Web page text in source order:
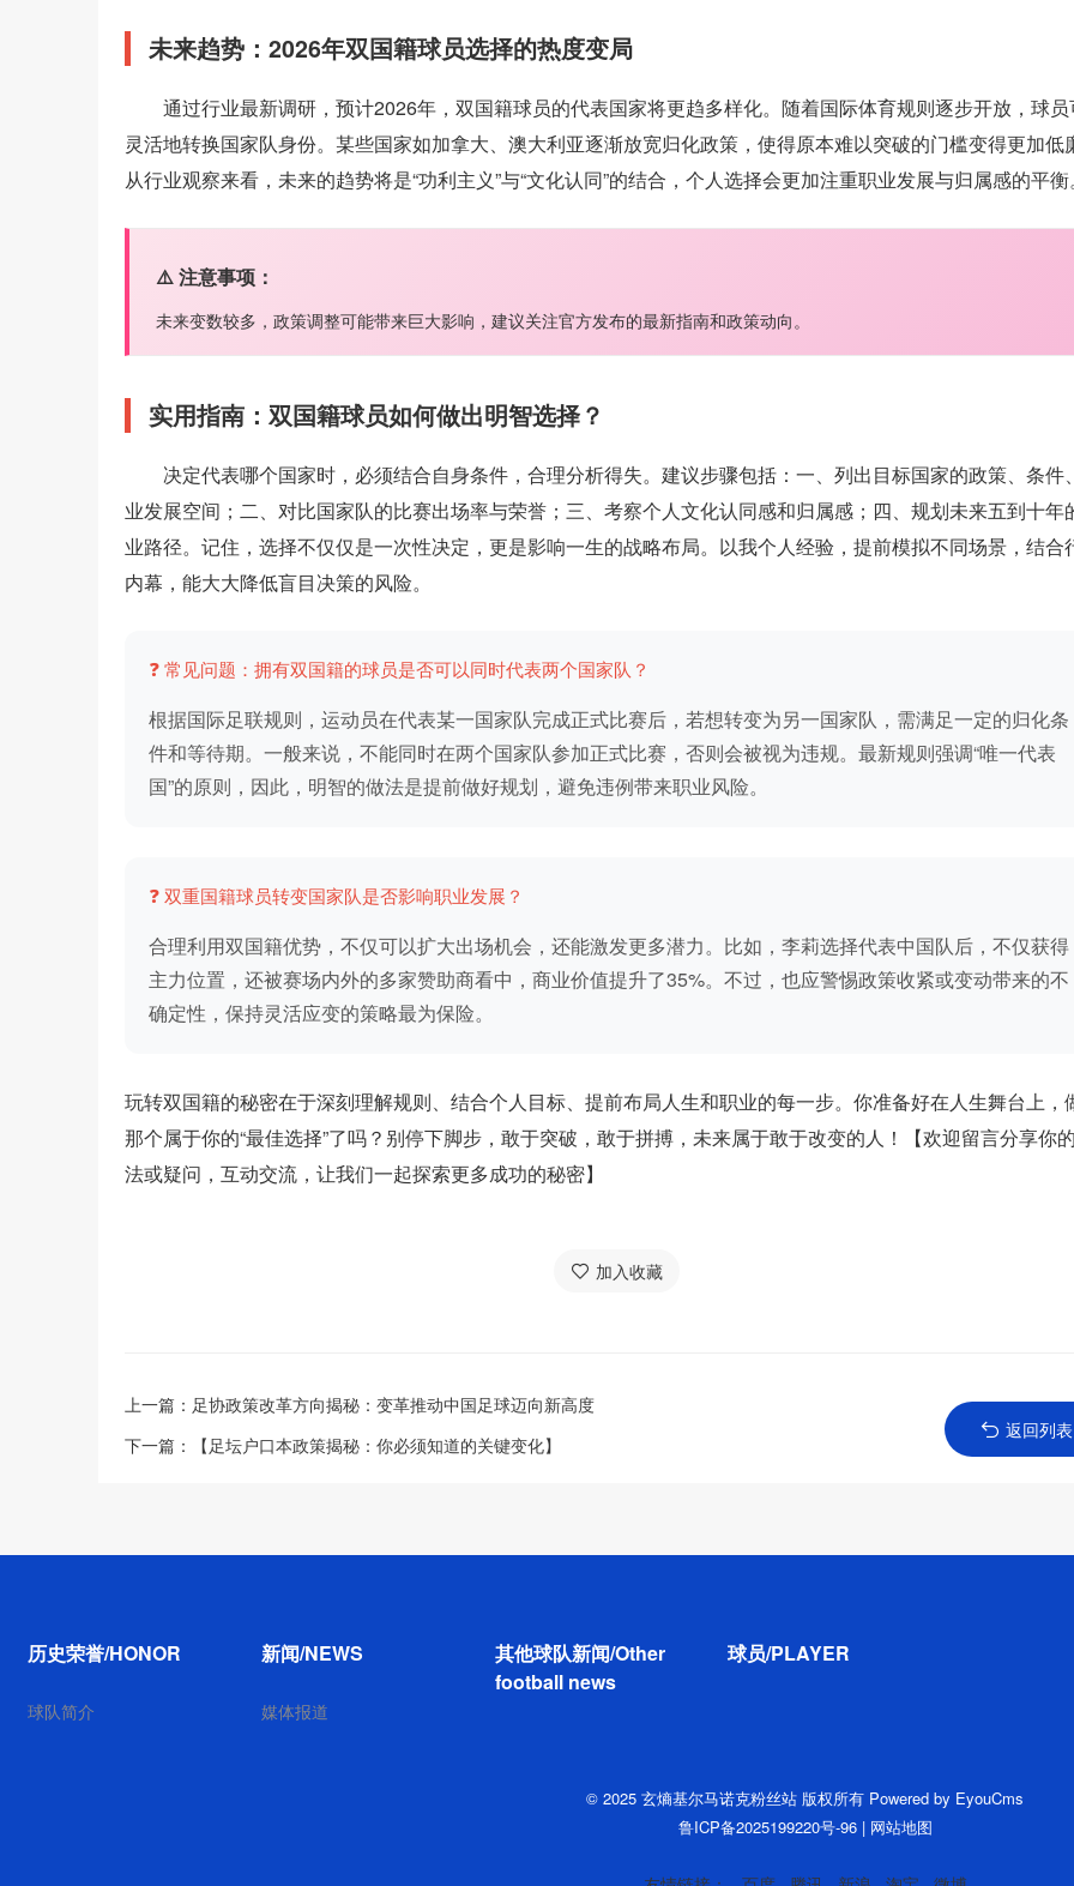
未来趋势：2026年双国籍球员选择的热度变局
通过行业最新调研，预计2026年，双国籍球员的代表国家将更趋多样化。随着国际体育规则逐步开放，球员
灵活地转换国家队身份。某些国家如加拿大、澳大利亚逐渐放宽归化政策，使得原本难以突破的门槛变得更加低
从行业观察来看，未来的趋势将是“功利主义”与“文化认同”的结合，个人选择会更加注重职业发展与归属感的平衡。
⚠️ 注意事项：
未来变数较多，政策调整可能带来巨大影响，建议关注官方发布的最新指南和政策动向。
实用指南：双国籍球员如何做出明智选择？
决定代表哪个国家时，必须结合自身条件，合理分析得失。建议步骤包括：一、列出目标国家的政策、条件
业发展空间；二、对比国家队的比赛出场率与荣誉；三、考察个人文化认同感和归属感；四、规划未来五到十年
业路径。记住，选择不仅仅是一次性决定，更是影响一生的战略布局。以我个人经验，提前模拟不同场景，结合
内幕，能大大降低盲目决策的风险。
❓ 常见问题：拥有双国籍的球员是否可以同时代表两个国家队？
根据国际足联规则，运动员在代表某一国家队完成正式比赛后，若想转变为另一国家队，需满足一定的归化条
件和等待期。一般来说，不能同时在两个国家队参加正式比赛，否则会被视为违规。最新规则强调“唯一代表
国”的原则，因此，明智的做法是提前做好规划，避免违例带来职业风险。
❓ 双重国籍球员转变国家队是否影响职业发展？
合理利用双国籍优势，不仅可以扩大出场机会，还能激发更多潜力。比如，李莉选择代表中国队后，不仅获得
主力位置，还被赛场内外的多家赞助商看中，商业价值提升了35%。不过，也应警惕政策收紧或变动带来的不
确定性，保持灵活应变的策略最为保险。
玩转双国籍的秘密在于深刻理解规则、结合个人目标、提前布局人生和职业的每一步。你准备好在人生舞台上，
那个属于你的“最佳选择”了吗？别停下脚步，敢于突破，敢于拼搏，未来属于敢于改变的人！【欢迎留言分享你
法或疑问，互动交流，让我们一起探索更多成功的秘密】
加入收藏
上一篇： 足协政策改革方向揭秘：变革推动中国足球迈向新高度
下一篇：
【足坛户口本政策揭秘：你必须知道的关键变化】
返回列表
历史荣誉/HONOR
球队简介
新闻/NEWS
媒体报道
其他球队新闻/Other
football news
球员/PLAYER
© 2025 玄熵基尔马诺克粉丝站 版权所有 Powered by EyouCms
鲁ICP备2025199220号-96| 网站地图